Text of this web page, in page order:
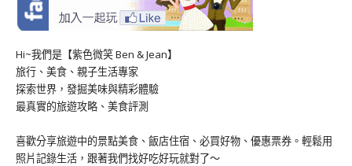
Hi~我們是【紫色微笑 Ben & Jean】
旅行、美食、親子生活專家
探索世界，發掘美味與精彩體驗
最真實的旅遊攻略、美食評測
喜歡分享旅遊中的景點美食、飯店住宿、必買好物、優惠票券。輕鬆用
照片記錄生活，跟著我們找好吃好玩就對了～